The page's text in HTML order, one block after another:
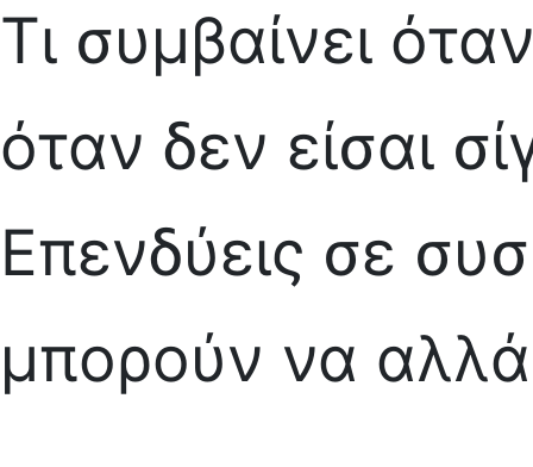
Τι συμβαίνει
όταν δεν είσαι
Επενδύεις σε
μπορούν να